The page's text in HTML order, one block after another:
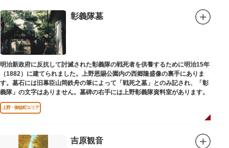
設置年月日：令和3年4月13日
彰義隊墓
明治新政府に反抗して討滅された彰義隊の戦死者を供養するために明治15年
（1882）に建てられました。上野恩賜公園内の西郷隆盛像の裏手にありま
す。墓石には旧幕臣山岡鉄舟の筆によって「戦死之墓」とのみ記され、「彰
義隊」の文字はありません。墓碑の右手には上野彰義隊資料室があります。
上野・御徒町エリア
吉原観音